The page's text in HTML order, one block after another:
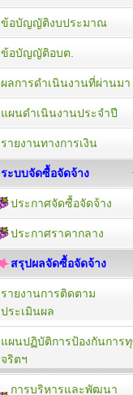
ข้อบัญญัติงบประมาณ
ข้อบัญญัติอบต.
ผลการดำเนินงานที่ผ่านมา
แผนดำเนินงานประจำปี
รายงานทางการเงิน
ระบบจัดซื้อจัดจ้าง
ประกาศจัดซื้อจัดจ้าง
ประกาศราคากลาง
สรุปผลจัดซื้อจัดจ้าง
รายงานการติดตาม
ประเมิน​ผล
แผนปฏิบัติการป้องกันการทุ
จริตฯ
การบริหารและพัฒนา